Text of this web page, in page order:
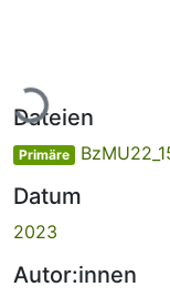
Lade...
Dateien
Primäre
Datum
2023
Autor:innen